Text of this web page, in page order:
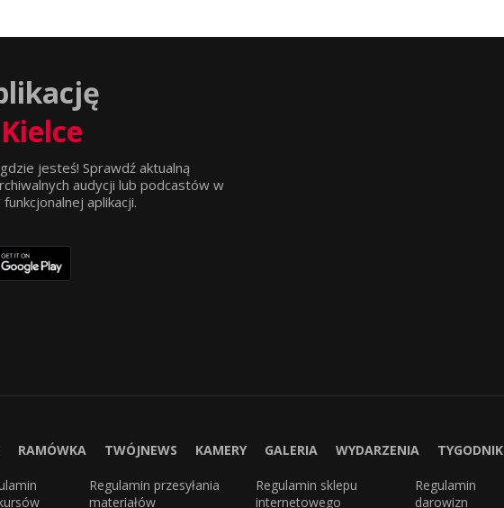
jesteś! Sprawdź aktualną
audycji lub podcastów w
aplikacji.
RAMÓWKA TWÓJNEWS KAMERY GALERIA WYDARZENIA TYGODNIK
Regulamin przesyłania
materiałów
Regulamin sklepu
internetowego
Regulamin
darowizn